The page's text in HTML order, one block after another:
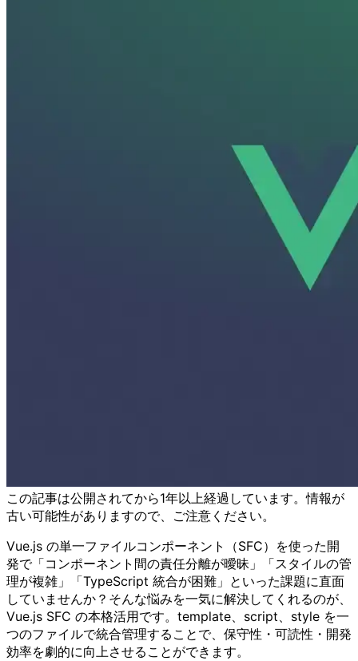
この記事は公開されてから1年以上経過しています。情報が
古い可能性がありますので、ご注意ください。
Vue.js の単一ファイルコンポーネント（SFC）を使った開
発で「コンポーネント間の責任分離が曖昧」「スタイルの管
理が複雑」「TypeScript 統合が困難」といった課題に直面
していませんか？そんな悩みを一気に解決してくれるのが、
Vue.js SFC の本格活用です。template、script、style を一
つのファイルで統合管理することで、保守性・可読性・開発
効率を劇的に向上させることができます。